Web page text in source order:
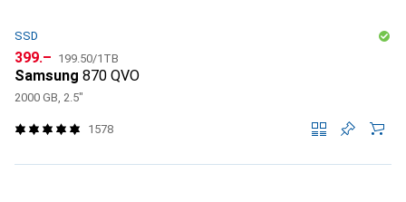
SSD
CHF
399.– CHF
199.50/1TB
Samsung 870 QVO
2000 GB, 2.5"
1578